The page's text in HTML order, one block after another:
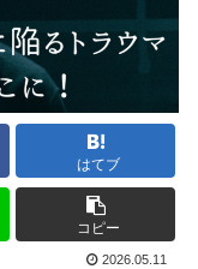
はてブ
コピー
2026.05.11